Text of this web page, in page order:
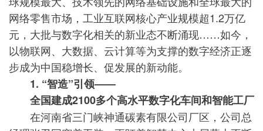
网络零售市场，工业互联网核心产业规模超1.2万亿
元，大批与数字化相关的新业态不断涌现……如今，
以物联网、大数据、云计算等为支撑的数字经济正逐
步成为中国稳增长、促发展的新动能。
1. “智造”引领——
全国建成2100多个高水平数字化车间和智能工厂
在河南省三门峡神通碳素有限公司厂区，公司总